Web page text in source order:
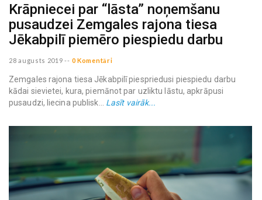
Krāpniecei par “lāsta” noņemšanu
pusaudzei Zemgales rajona tiesa
Jēkabpilī piemēro piespiedu darbu
28 augusts 2019 -- 0 Komentāri
Zemgales rajona tiesa Jēkabpilī piespriedusi piespiedu darbu
kādai sievietei, kura, piemānot par uzliktu lāstu, apkrāpusi
pusaudzi, liecina publisk... Lasīt vairāk...